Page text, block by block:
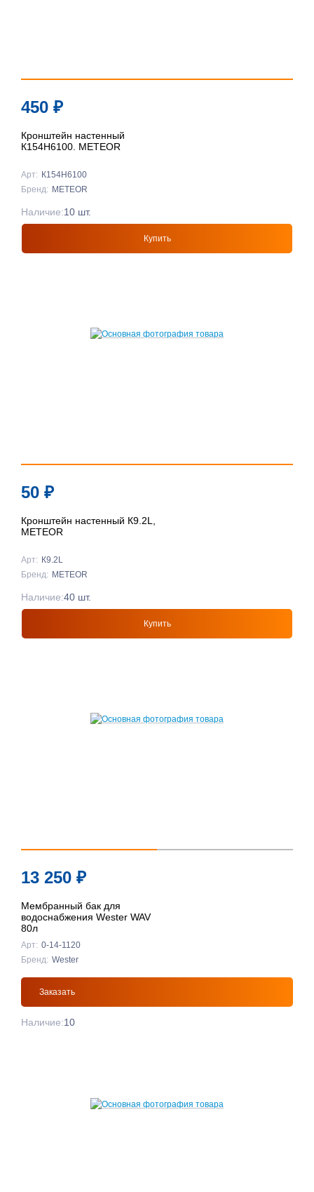
450 ₽
Кронштейн настенный
К154Н6100. METEOR
Арт: К154Н6100
Бренд: METEOR
Купить
Наличие:10 шт.
50 ₽
Кронштейн настенный К9.2L,
METEOR
Арт: К9.2L
Бренд: METEOR
Купить
Наличие:40 шт.
13 250 ₽
Мембранный бак для
водоснабжения Wester WAV
80л
Арт: 0-14-1120
Бренд: Wester
Заказать
Наличие:10